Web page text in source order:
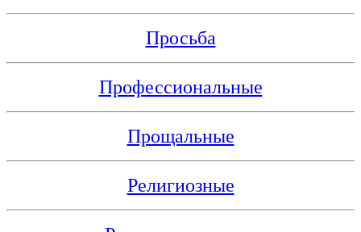
Просьба
Профессиональные
Прощальные
Религиозные